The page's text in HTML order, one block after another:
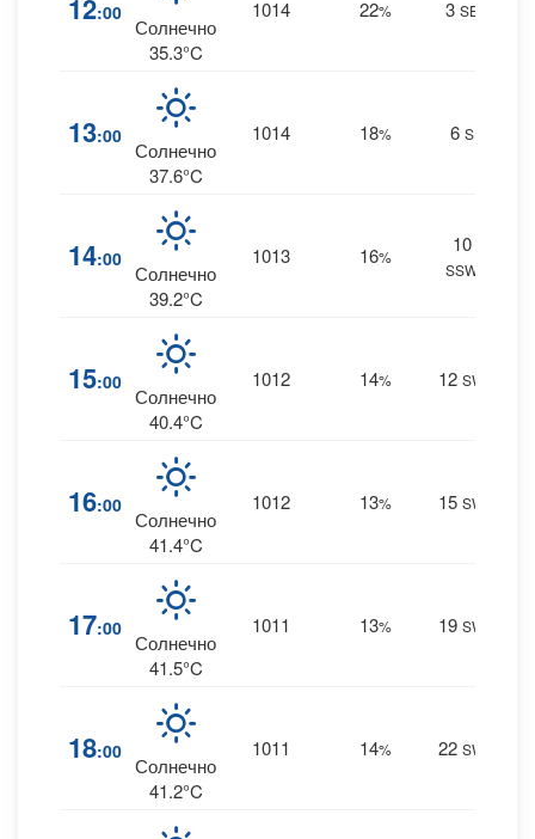
12:00
Солнечно
35.3°C
1014 22% 3 SE
13:00
Солнечно
37.6°C
1014 18% 6 S
14:00
Солнечно
39.2°C
1013 16%
10
SSW
15:00
Солнечно
40.4°C
1012 14% 12 SW
16:00
Солнечно
41.4°C
1012 13% 15 SW
17:00
Солнечно
41.5°C
1011 13% 19 SW
18:00
Солнечно
41.2°C
1011 14% 22 SW